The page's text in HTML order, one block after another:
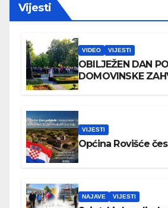
Vijesti
VIDEO VIJESTI
OBILJEŽEN DAN
DOMOVINSKE
VIJESTI
Općina Rovišće
NAJAVE VIJESTI